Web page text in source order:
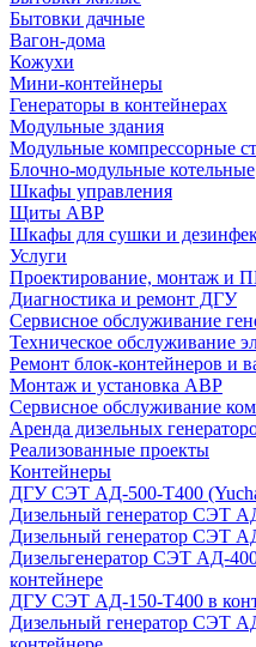
Бытовки дачные
Вагон-дома
Кожухи
Мини-контейнеры
Генераторы в контейнерах
Модульные здания
Модульные компрессорные
Блочно-модульные котельные
Шкафы управления
Щиты АВР
Шкафы для сушки и
Услуги
Проектирование, монтаж и
Диагностика и ремонт ДГУ
Сервисное обслуживание
Техническое обслуживание
Ремонт блок-контейнеров и
Монтаж и установка АВР
Сервисное обслуживание
Аренда дизельных
Реализованные проекты
Контейнеры
ДГУ СЭТ АД-500-Т400
Дизельный генератор СЭТ
Дизельный генератор СЭТ
Дизельгенератор СЭТ АД-
контейнере
ДГУ СЭТ АД-150-Т400 в
Дизельный генератор СЭТ